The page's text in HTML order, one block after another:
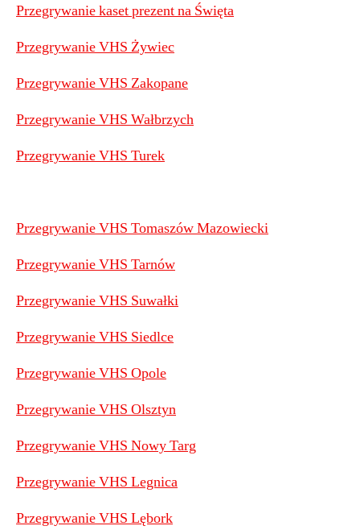
Przegrywanie kaset prezent na Święta
Przegrywanie VHS Żywiec
Przegrywanie VHS Zakopane
Przegrywanie VHS Wałbrzych
Przegrywanie VHS Turek
Przegrywanie VHS Tomaszów Mazowiecki
Przegrywanie VHS Tarnów
Przegrywanie VHS Suwałki
Przegrywanie VHS Siedlce
Przegrywanie VHS Opole
Przegrywanie VHS Olsztyn
Przegrywanie VHS Nowy Targ
Przegrywanie VHS Legnica
Przegrywanie VHS Lębork